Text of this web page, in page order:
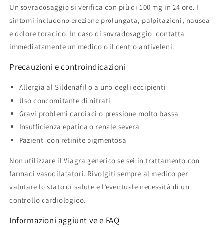
Un sovradosaggio si verifica con più di 100 mg in 24 ore. I
sintomi includono erezione prolungata, palpitazioni, nausea
e dolore toracico. In caso di sovradosaggio, contatta
immediatamente un medico o il centro antiveleni.
Precauzioni e controindicazioni
Allergia al Sildenafil o a uno degli eccipienti
Uso concomitante di nitrati
Gravi problemi cardiaci o pressione molto bassa
Insufficienza epatica o renale severa
Pazienti con retinite pigmentosa
Non utilizzare il Viagra generico se sei in trattamento con
farmaci vasodilatatori. Rivolgiti sempre al medico per
valutare lo stato di salute e l’eventuale necessità di un
controllo cardiologico.
Informazioni aggiuntive e FAQ